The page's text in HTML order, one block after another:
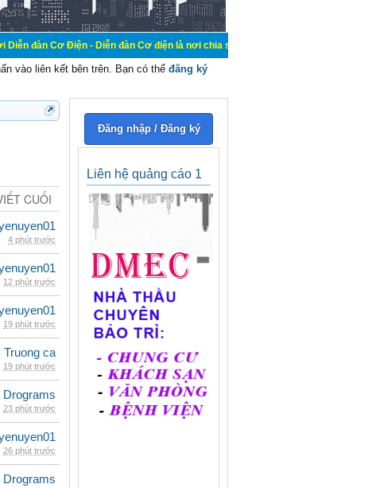
Điện - Diễn đàn Cơ điện là nơi chia sẽ kiến thức kinh nghiệm trong lãnh vực
vào liên kết bên trên. Bạn có thể đăng ký
CUỐI
4 phút trước
12 phút trước
19 phút trước
Truong ca
19 phút trước
Drograms
23 phút trước
26 phút trước
Drograms
Đăng nhập / Đăng ký
Liên hệ quảng cáo 1